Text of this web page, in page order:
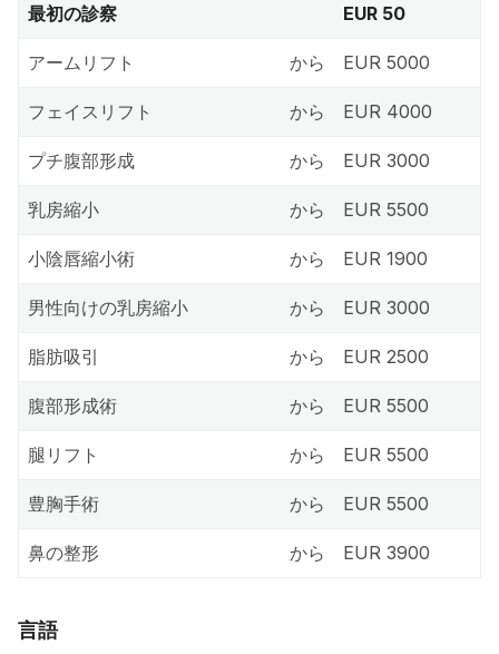
最初の診察 EUR 50
アームリフト から EUR 5000
フェイスリフト から EUR 4000
プチ腹部形成 から EUR 3000
乳房縮小 から EUR 5500
小陰唇縮小術 から EUR 1900
男性向けの乳房縮小 から EUR 3000
脂肪吸引 から EUR 2500
腹部形成術 から EUR 5500
腿リフト から EUR 5500
豊胸手術 から EUR 5500
鼻の整形 から EUR 3900
言語